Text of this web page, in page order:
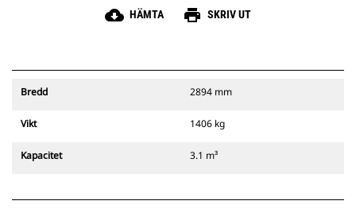
cloud_download HÄMTA print SKRIV UT
Bredd 2894 mm
Vikt 1406 kg
Kapacitet 3.1 m³